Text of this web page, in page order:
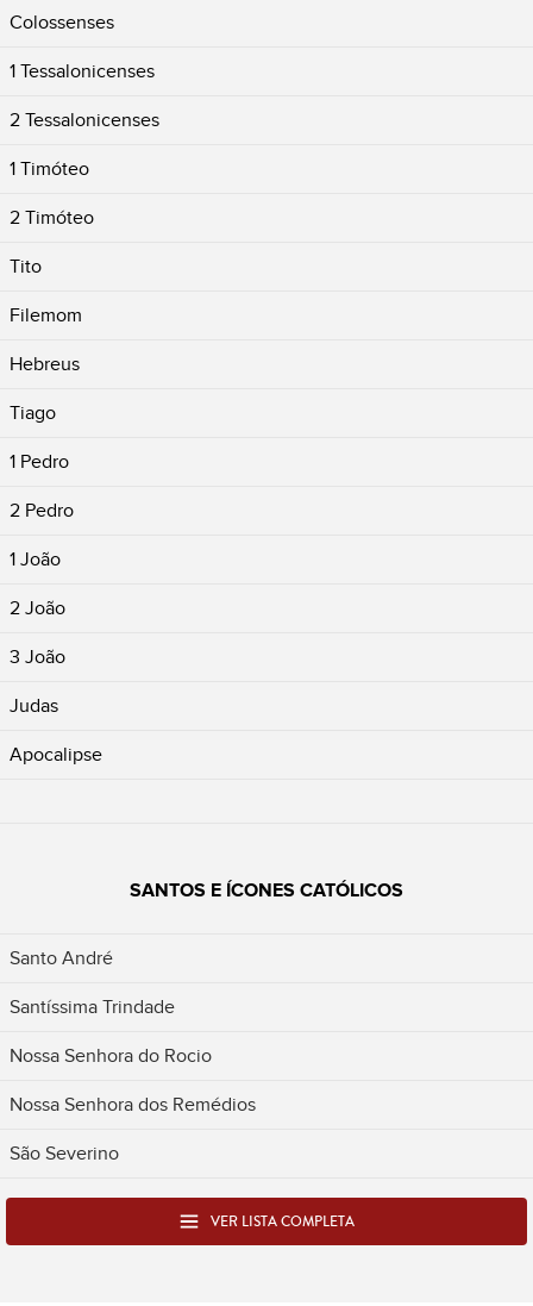
Colossenses
1 Tessalonicenses
2 Tessalonicenses
1 Timóteo
2 Timóteo
Tito
Filemom
Hebreus
Tiago
1 Pedro
2 Pedro
1 João
2 João
3 João
Judas
Apocalipse
SANTOS E ÍCONES CATÓLICOS
Santo André
Santíssima Trindade
Nossa Senhora do Rocio
Nossa Senhora dos Remédios
São Severino
VER LISTA COMPLETA